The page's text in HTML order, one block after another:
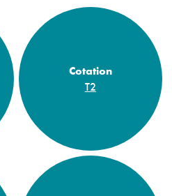
Cotation
T2